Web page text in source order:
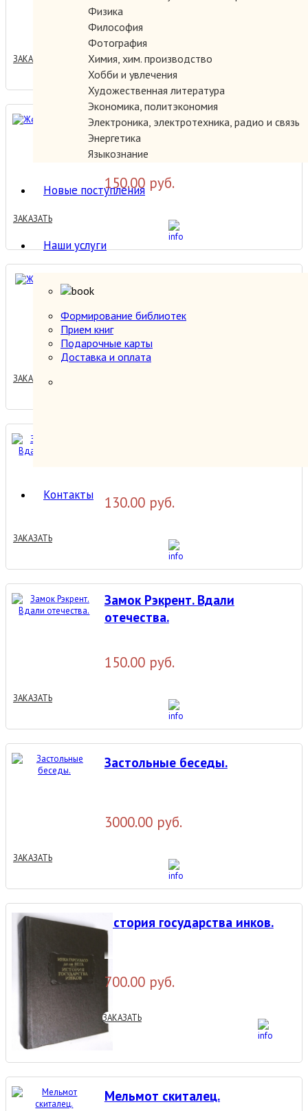
Физика
Философия
Фотография
Химия, хим. производство
Хобби и увлечения
Художественная литература
Экономика, политэкономия
Электроника, электротехника, радио и связь
Энергетика
Языкознание
Новые поступления
Наши услуги
Формирование библиотек
Прием книг
Подарочные карты
Доставка и оплата
Контакты
180.00 руб.
ЗАКАЗАТЬ
Женский портрет.
150.00 руб.
ЗАКАЗАТЬ
100.00 руб.
ЗАКАЗАТЬ
130.00 руб.
ЗАКАЗАТЬ
Замок Рэкрент. Вдали
отечества.
150.00 руб.
ЗАКАЗАТЬ
Застольные беседы.
3000.00 руб.
ЗАКАЗАТЬ
История государства инков.
700.00 руб.
ЗАКАЗАТЬ
Мельмот скиталец.